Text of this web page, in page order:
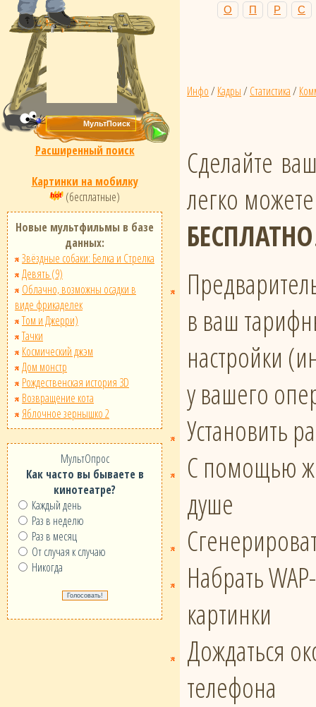
Расширенный поиск
Картинки на мобилку
(бесплатные)
Новые мультфильмы в базе
данных:
Звёздные собаки: Белка и Стрелка
Девять (9)
Облачно, возможны осадки в
виде фрикаделек
Том и Джерри)
Тачки
Космический джэм
Дом монстр
Рождественская история 3D
Возвращение кота
Яблочное зернышко 2
МультОпрос
Как часто вы бываете в
кинотеатре?
Каждый день
Раз в неделю
Раз в месяц
От случая к случаю
Никогда
О
П Р С
Инфо/ Кадры/ Статистика/
Сделайте
легко
БЕСПЛАТНО
в ваш
настройки
у вашего
Установить
С помощью
душе
Набрать
картинки
Дождаться
телефона